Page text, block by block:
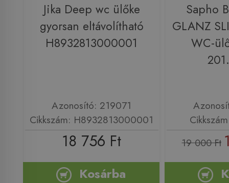
Jika Deep wc ülőke
gyorsan eltávolítható
H8932813000001
Azonosító: 219071
Cikkszám: H8932813000001
18 756 Ft
Kosárba
Sapho
GLANZ
WC-
19 000 Ft